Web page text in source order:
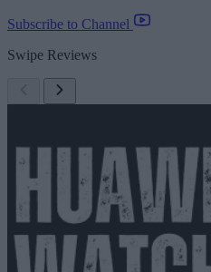
Subscribe to Channel
Swipe Reviews